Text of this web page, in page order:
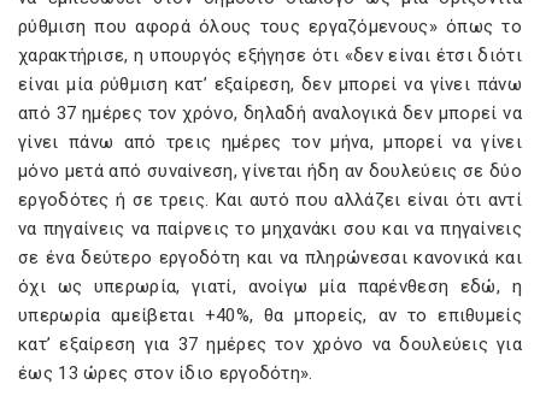
ρύθμιση που αφορά όλους τους εργαζόμενους» όπως το
χαρακτήρισε, η υπουργός εξήγησε ότι «δεν είναι έτσι διότι
είναι μία ρύθμιση κατ’ εξαίρεση, δεν μπορεί να γίνει πάνω
από 37 ημέρες τον χρόνο, δηλαδή αναλογικά δεν μπορεί να
γίνει πάνω από τρεις ημέρες τον μήνα, μπορεί να γίνει
μόνο μετά από συναίνεση, γίνεται ήδη αν δουλεύεις σε δύο
εργοδότες ή σε τρεις. Και αυτό που αλλάζει είναι ότι αντί
να πηγαίνεις να παίρνεις το μηχανάκι σου και να πηγαίνεις
σε ένα δεύτερο εργοδότη και να πληρώνεσαι κανονικά και
όχι ως υπερωρία, γιατί, ανοίγω μία παρένθεση εδώ, η
υπερωρία αμείβεται +40%, θα μπορείς, αν το επιθυμείς
κατ’ εξαίρεση για 37 ημέρες τον χρόνο να δουλεύεις για
έως 13 ώρες στον ίδιο εργοδότη».